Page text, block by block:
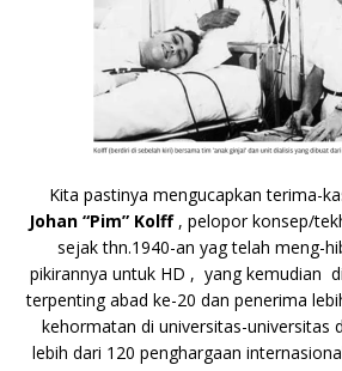
Kita pastinya mengucapkan terima-
Johan “Pim” Kolff, pelopor konsep/
sejak thn.1940-an yag telah meng-
pikirannya untuk HD , yang kemudian
terpenting abad ke-20 dan penerima
kehormatan di universitas-universitas
lebih dari 120 penghargaan